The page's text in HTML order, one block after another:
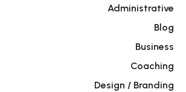
Administrative
Blog
Business
Coaching
Design / Branding